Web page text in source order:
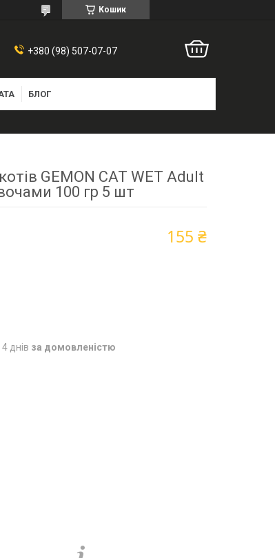
Кошик
+380 (98) 507-07-07
БЛОГ
GEMON CAT WET Adult
100 гр 5 шт
155 ₴
днів за домовленістю